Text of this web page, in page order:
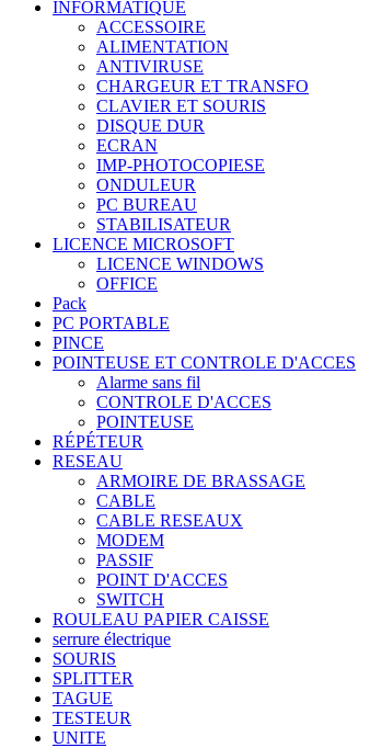
INFORMATIQUE
ACCESSOIRE
ALIMENTATION
ANTIVIRUSE
CHARGEUR ET TRANSFO
CLAVIER ET SOURIS
DISQUE DUR
ECRAN
IMP-PHOTOCOPIESE
ONDULEUR
PC BUREAU
STABILISATEUR
LICENCE MICROSOFT
LICENCE WINDOWS
OFFICE
Pack
PC PORTABLE
PINCE
POINTEUSE ET CONTROLE D'ACCES
Alarme sans fil
CONTROLE D'ACCES
POINTEUSE
RÉPÉTEUR
RESEAU
ARMOIRE DE BRASSAGE
CABLE
CABLE RESEAUX
MODEM
PASSIF
POINT D'ACCES
SWITCH
ROULEAU PAPIER CAISSE
serrure électrique
SOURIS
SPLITTER
TAGUE
TESTEUR
UNITE